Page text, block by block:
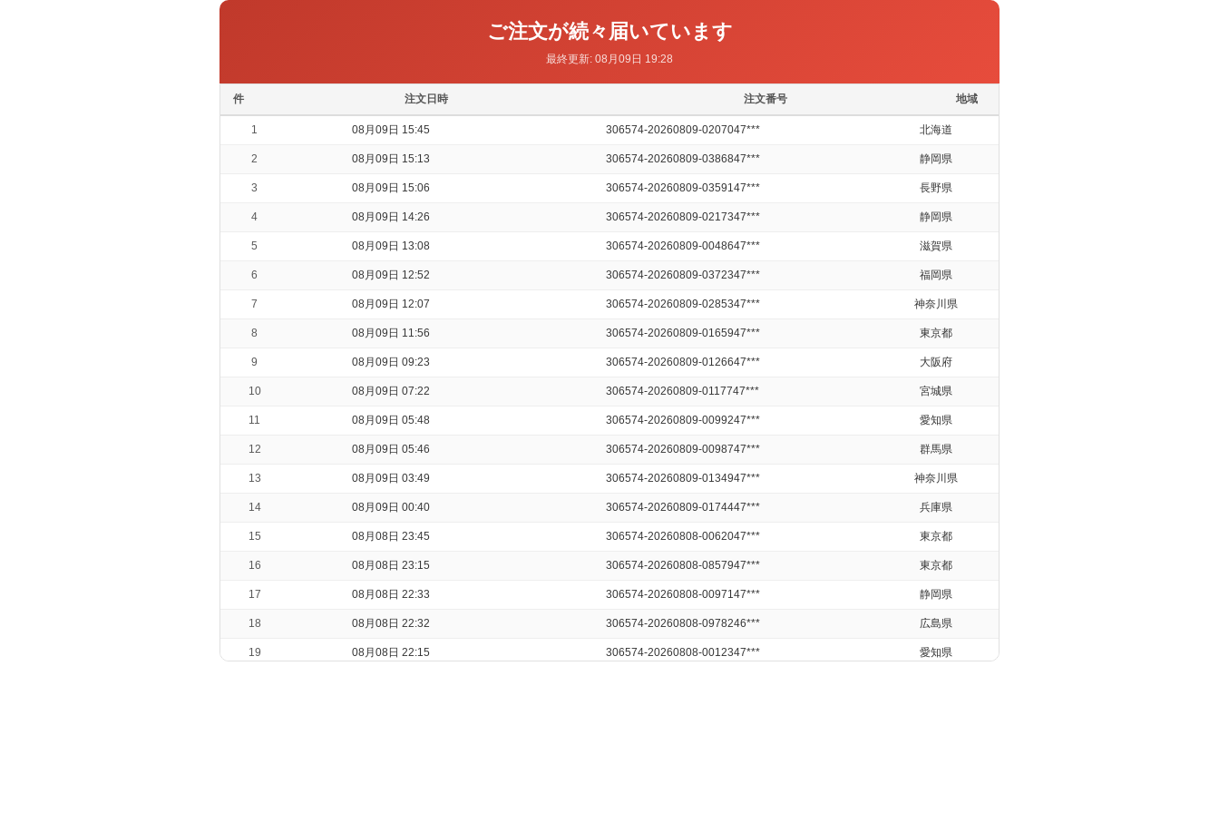
ご注文が続々届いています
最終更新: 08月09日 19:28
件 注文日時 注文番号 地域
1 08月09日 15:45 306574-20260809-0207047*** 北海道
2 08月09日 15:13 306574-20260809-0386847*** 静岡県
3 08月09日 15:06 306574-20260809-0359147*** 長野県
4 08月09日 14:26 306574-20260809-0217347*** 静岡県
5 08月09日 13:08 306574-20260809-0048647*** 滋賀県
6 08月09日 12:52 306574-20260809-0372347*** 福岡県
7 08月09日 12:07 306574-20260809-0285347*** 神奈川県
8 08月09日 11:56 306574-20260809-0165947*** 東京都
9 08月09日 09:23 306574-20260809-0126647*** 大阪府
10 08月09日 07:22 306574-20260809-0117747*** 宮城県
11 08月09日 05:48 306574-20260809-0099247*** 愛知県
12 08月09日 05:46 306574-20260809-0098747*** 群馬県
13 08月09日 03:49 306574-20260809-0134947*** 神奈川県
14 08月09日 00:40 306574-20260809-0174447*** 兵庫県
15 08月08日 23:45 306574-20260808-0062047*** 東京都
16 08月08日 23:15 306574-20260808-0857947*** 東京都
17 08月08日 22:33 306574-20260808-0097147*** 静岡県
18 08月08日 22:32 306574-20260808-0978246*** 広島県
19 08月08日 22:15 306574-20260808-0012347*** 愛知県